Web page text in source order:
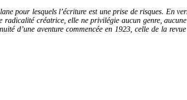
pour lesquels l’écriture est une prise de risques. En
créatrice, elle ne privilégie aucun genre,
d’une aventure commencée en 1923, celle de la